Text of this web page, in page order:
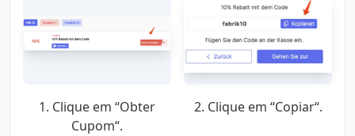
1. Clique em “Obter
Cupom“.
2. Clique em “Copiar“.